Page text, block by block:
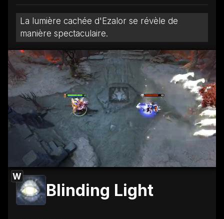
La lumière cachée d'Ezalor se révèle de
manière spectaculaire.
W
Blinding Light